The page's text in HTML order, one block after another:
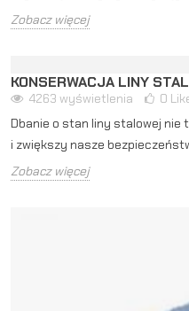
LINA SYNTETYCZNA CZY